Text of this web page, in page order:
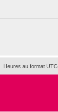
Heures au format